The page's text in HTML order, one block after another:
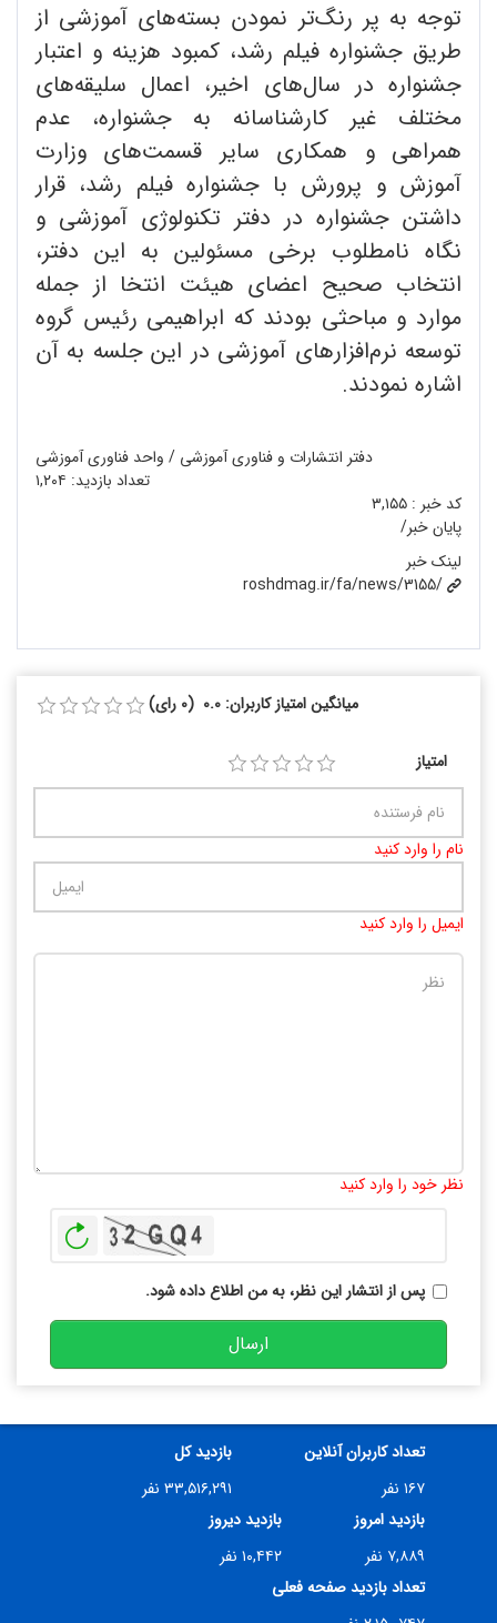
توجه به پر رنگ‌تر نمودن بسته‌های آموزشی از
طریق جشنواره فیلم رشد، کمبود هزینه و اعتبار
جشنواره در سال‌های اخیر، اعمال سلیقه‌های
مختلف غیر کارشناسانه به جشنواره، عدم
همراهی و همکاری سایر قسمت‌های وزارت
آموزش و پرورش با جشنواره فیلم رشد، قرار
داشتن جشنواره در دفتر تکنولوژی آموزشی و
نگاه نامطلوب برخی مسئولین به این دفتر،
انتخاب صحیح اعضای هیئت انتخا از جمله
موارد و مباحثی بودند که ابراهیمی رئیس گروه
توسعه نرم‌افزارهای آموزشی در این جلسه به آن
اشاره نمودند.
دفتر انتشارات و فناوری آموزشی / واحد فناوری آموزشی
تعداد بازدید: ۱,۲۰۴
کد خبر : ۳,۱۵۵
پایان خبر/
لینک خبر
roshdmag.ir/fa/news/3155/
میانگین امتیاز کاربران: 0.0 (0 رای)
امتیاز
نام را وارد کنید
ایمیل را وارد کنید
نظر خود را وارد کنید
پس از انتشار این نظر، به من اطلاع داده شود.
ارسال
تعداد کاربران آنلاین
۱۶۷ نفر
بازدید کل
۳۳,۵۱۶,۲۹۱ نفر
بازدید امروز
۷,۸۸۹ نفر
بازدید دیروز
۱۰,۴۴۲ نفر
تعداد بازدید صفحه فعلی